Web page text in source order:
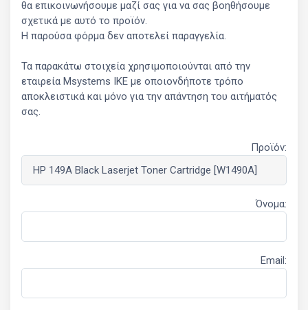
θα επικοινωνήσουμε μαζί σας για να σας βοηθήσουμε
σχετικά με αυτό το προϊόν.
Η παρούσα φόρμα δεν αποτελεί παραγγελία.
Τα παρακάτω στοιχεία χρησιμοποιούνται από την
εταιρεία Msystems ΙΚΕ με οποιονδήποτε τρόπο
αποκλειστικά και μόνο για την απάντηση του αιτήματός
σας.
Προϊόν:
Όνομα:
Email: